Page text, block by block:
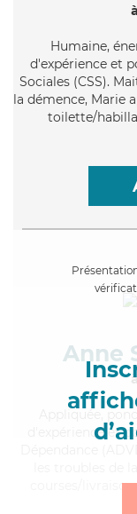
Humaine,
d'expérience et
Sociales (CSS).
la démence, Marie
toilette/
Anne
,
d'expérience et
courses/